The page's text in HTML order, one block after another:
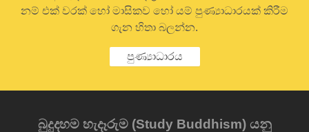
නම් එක් වරක් හෝ මාසිකව හෝ යම් පුණ්‍යාධාරයක් කිරීම
ගැන හිතා බලන්න.
පුණ්‍යාධාරය
බුදුදහම හැදෑරුම (Study Buddhism) යනු